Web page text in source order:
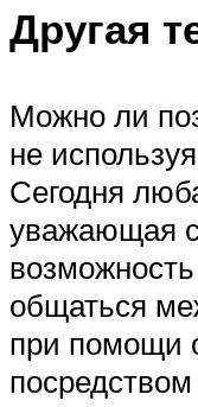
Другая
Можно ли
не
Сегодня
уважающая
общаться
при помощи